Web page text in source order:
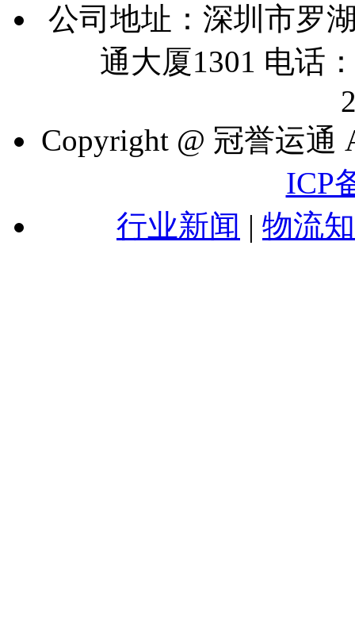
公司地址：深圳市罗
通大厦1301 电话
Copyright @ 冠誉运通
ICP
行业新闻 | 物流